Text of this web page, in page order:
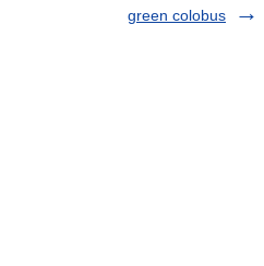
green colobus